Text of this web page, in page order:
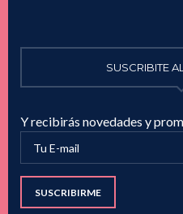
SUSCRIBITE
Y recibirás novedades y